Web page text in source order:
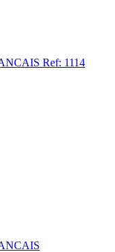
Ref: 1114